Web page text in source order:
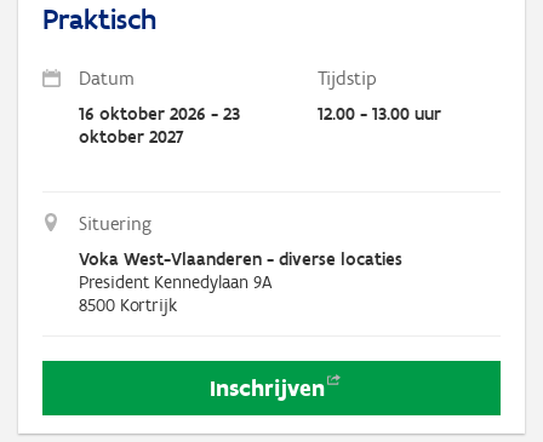
Praktisch
Datum Tijdstip
16 oktober 2026 - 23
oktober 2027
12.00 - 13.00 uur
Situering
Voka West-Vlaanderen - diverse locaties
President Kennedylaan 9A
8500 Kortrijk
Inschrijven